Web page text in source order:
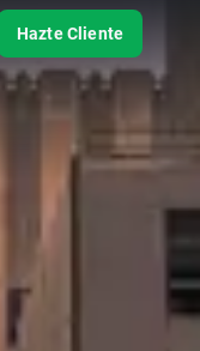
Hazte Cliente